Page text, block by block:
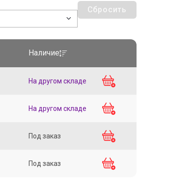
Сбросить
Наличие
На другом складе
На другом складе
Под заказ
Под заказ